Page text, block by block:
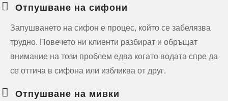
Отпушване на сифони
Запушването на сифон е процес, който се забелязва
трудно. Повечето ни клиенти разбират и обръщат
внимание на този проблем едва когато водата спре да
се оттича в сифона или избликва от друг.
Отпушване на мивки